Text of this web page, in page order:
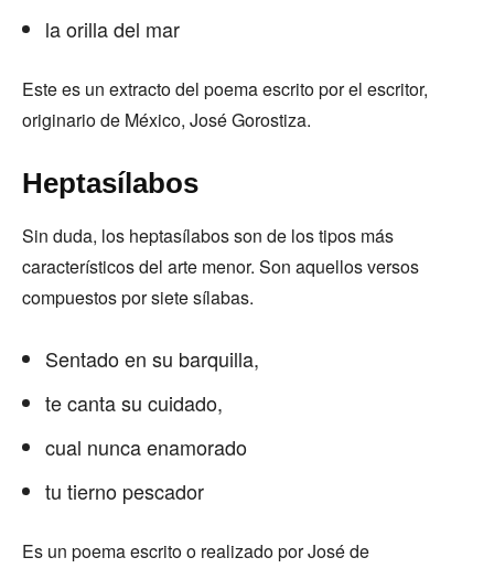
la orilla del mar
Este es un extracto del poema escrito por el escritor,
originario de México, José Gorostiza.
Heptasílabos
Sin duda, los heptasílabos son de los tipos más
característicos del arte menor. Son aquellos versos
compuestos por siete sílabas.
Sentado en su barquilla,
te canta su cuidado,
cual nunca enamorado
tu tierno pescador
Es un poema escrito o realizado por José de